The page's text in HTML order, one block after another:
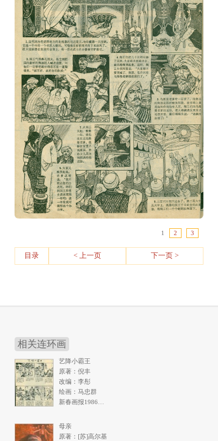
1 2 3
目录 < 上一页 下一页 >
相关连环画
艺降小霸王
原著：倪丰
改编：李彤
绘画：马忠群
新春画报1986年10期
母亲
原著：[苏]高尔基